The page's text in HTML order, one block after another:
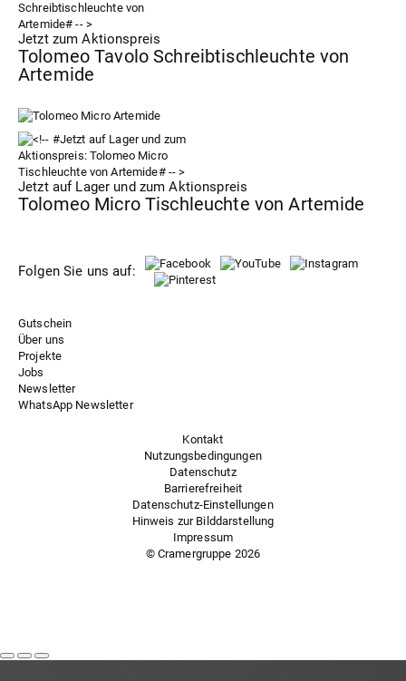
Jetzt zum Aktionspreis
Tolomeo Tavolo Schreibtischleuchte von
Artemide
Jetzt auf Lager und zum Aktionspreis
Tolomeo Micro Tischleuchte von Artemide
Folgen Sie uns auf:
Gutschein
Über uns
Projekte
Jobs
Newsletter
WhatsApp Newsletter
Kontakt
Nutzungsbedingungen
Datenschutz
Barrierefreiheit
Datenschutz-Einstellungen
Hinweis zur Bilddarstellung
Impressum
© Cramergruppe 2026